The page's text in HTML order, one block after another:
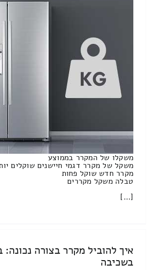
משקלו של המקרר בממוצע
משקל של מקרר דגמי חיישנים שוקלים
מקרר חדש שוקל פחות
טבלה משקל מקררים
[…]
איך להוביל מקרר בצורה נכונה:
בשכיבה